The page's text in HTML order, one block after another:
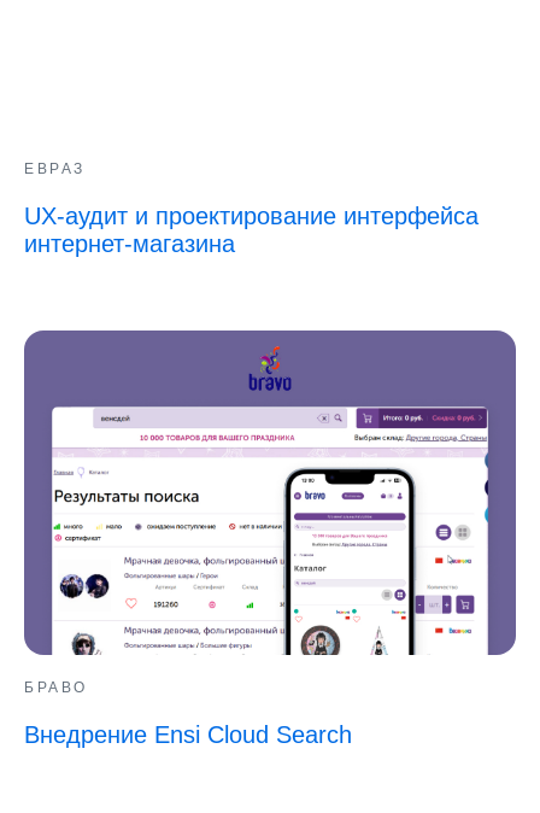
ЕВРАЗ
UX-аудит и проектирование интерфейса
интернет-магазина
БРАВО
Внедрение Ensi Cloud Search